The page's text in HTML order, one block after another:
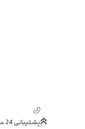
پشتیبانی 24 ساعته